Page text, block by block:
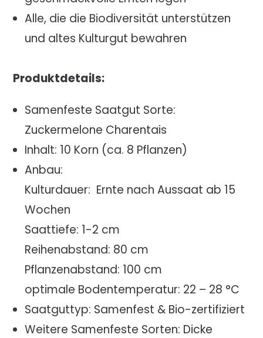
Alle, die die Biodiversität unterstützen
und altes Kulturgut bewahren
Produktdetails:
Samenfeste Saatgut Sorte:
Zuckermelone Charentais
Inhalt: 10 Korn (ca. 8 Pflanzen)
Anbau:
Kulturdauer: Ernte nach Aussaat ab 15
Wochen
Saattiefe: 1-2 cm
Reihenabstand: 80 cm
Pflanzenabstand: 100 cm
optimale Bodentemperatur: 22 – 28 °C
Saatguttyp: Samenfest & Bio-zertifiziert
Weitere Samenfeste Sorten: Dicke